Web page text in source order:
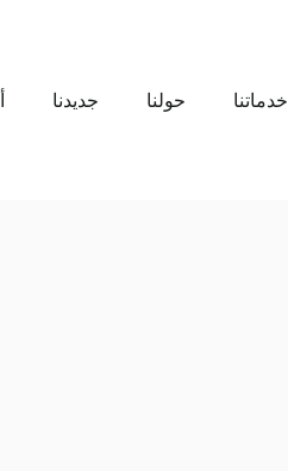
خدماتنا حولنا جديدنا